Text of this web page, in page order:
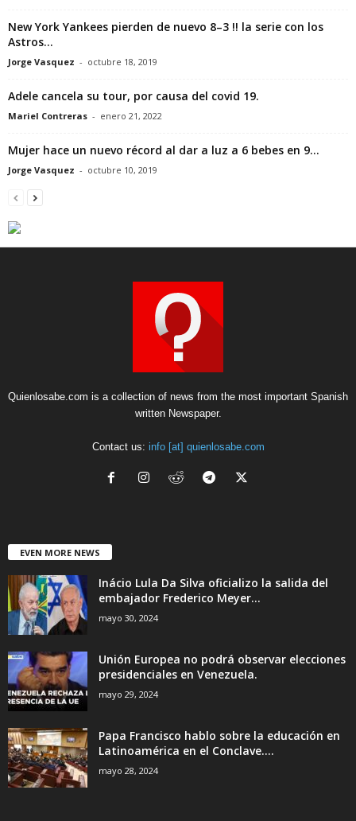
New York Yankees pierden de nuevo 8–3 !! la serie con los
Astros...
Jorge Vasquez - octubre 18, 2019
Adele cancela su tour, por causa del covid 19.
Mariel Contreras - enero 21, 2022
Mujer hace un nuevo récord al dar a luz a 6 bebes en 9...
Jorge Vasquez - octubre 10, 2019
Quienlosabe.com is a collection of news from the most important Spanish
written Newspaper.
Contact us: info [at] quienlosabe.com
EVEN MORE NEWS
Inácio Lula Da Silva oficializo la salida del
embajador Frederico Meyer...
mayo 30, 2024
Unión Europea no podrá observar elecciones
presidenciales en Venezuela.
mayo 29, 2024
Papa Francisco hablo sobre la educación en
Latinoamérica en el Conclave....
mayo 28, 2024